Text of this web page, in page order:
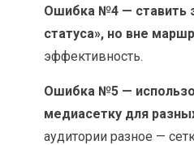
Ошибка №4 — ставить
статуса», но вне
эффективность.
Ошибка №5 —
медиасетку для
аудитории разное —